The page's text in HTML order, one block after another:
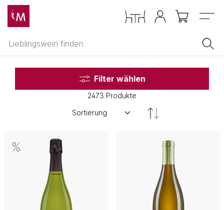
Menu
Filter wählen
2473 Produkte